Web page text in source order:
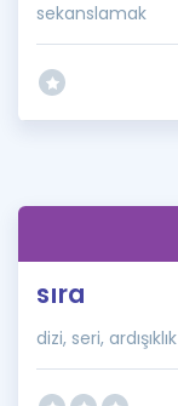
sekanslamak
sıra
dizi, seri, ardışıklık